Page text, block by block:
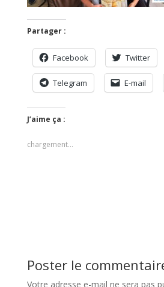
Partager :
Facebook Twitter
Telegram E-mail
J’aime ça :
chargement…
Poster le
Votre adresse e-mail ne sera pas